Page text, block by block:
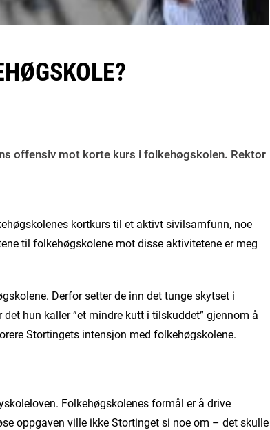
offensiv mot korte kurs i folkehøgskolen. Rektor
kortkurs til et aktivt sivilsamfunn, noe
til folkehøgskolene mot disse aktivitetene er meg
Derfor setter de inn det tunge skytset i
hun kaller ”et mindre kutt i tilskuddet” gjennom å
Stortingets intensjon med folkehøgskolene.
Folkehøgskolenes formål er å drive
oppgaven ville ikke Stortinget si noe om – det skulle